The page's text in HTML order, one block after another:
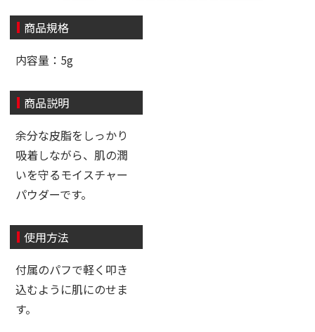
商品規格
内容量：5g
商品説明
余分な皮脂をしっかり
吸着しながら、肌の潤
いを守るモイスチャー
パウダーです。
使用方法
付属のパフで軽く叩き
込むように肌にのせま
す。